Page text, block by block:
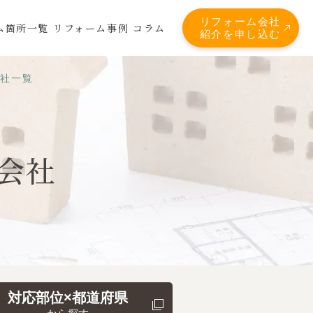
箇所一覧 リフォーム事例 コラム
リフォーム会社
紹介を申し込む
一覧
社
対応部位×都道府県